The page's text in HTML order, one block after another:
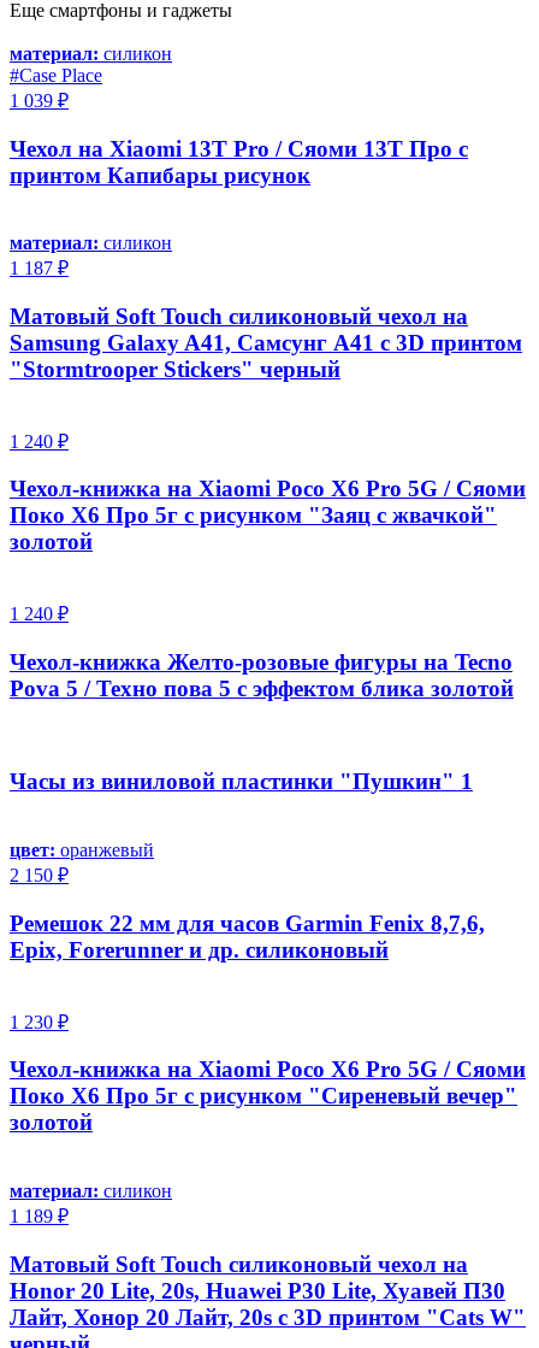
Еще смартфоны и гаджеты
материал: силикон
#Case Place
1 039 ₽
Чехол на Xiaomi 13T Pro / Сяоми 13Т Про с
принтом Капибары рисунок
материал: силикон
1 187 ₽
Матовый Soft Touch силиконовый чехол на
Samsung Galaxy A41, Самсунг А41 с 3D принтом
"Stormtrooper Stickers" черный
1 240 ₽
Чехол-книжка на Xiaomi Poco X6 Pro 5G / Сяоми
Поко Х6 Про 5г с рисунком "Заяц с жвачкой"
золотой
1 240 ₽
Чехол-книжка Желто-розовые фигуры на Tecno
Pova 5 / Техно пова 5 с эффектом блика золотой
Часы из виниловой пластинки "Пушкин" 1
цвет: оранжевый
2 150 ₽
Ремешок 22 мм для часов Garmin Fenix 8,7,6,
Epix, Forerunner и др. силиконовый
1 230 ₽
Чехол-книжка на Xiaomi Poco X6 Pro 5G / Сяоми
Поко Х6 Про 5г с рисунком "Сиреневый вечер"
золотой
материал: силикон
1 189 ₽
Матовый Soft Touch силиконовый чехол на
Honor 20 Lite, 20s, Huawei P30 Lite, Хуавей П30
Лайт, Хонор 20 Лайт, 20s с 3D принтом "Cats W"